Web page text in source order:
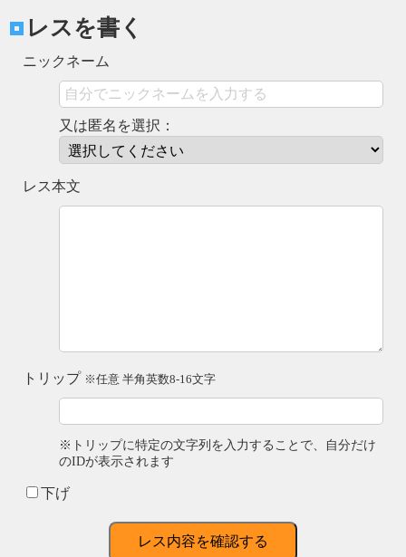
レスを書く
ニックネーム
又は匿名を選択：
レス本文
トリップ ※任意 半角英数8-16文字
※トリップに特定の文字列を入力することで、自分だけ
のIDが表示されます
下げ
レス内容を確認する